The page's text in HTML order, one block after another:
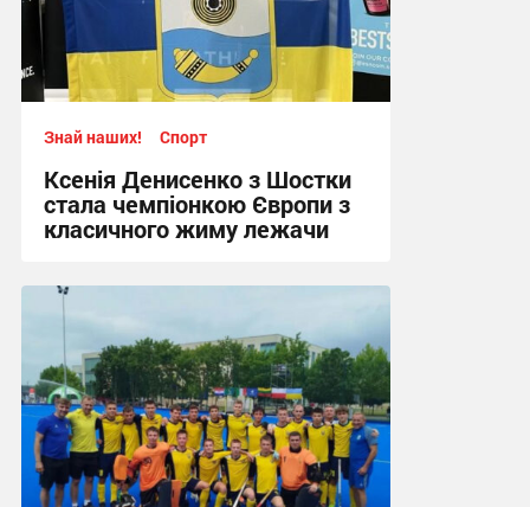
Знай наших! Спорт
Ксенія Денисенко з Шостки
стала чемпіонкою Європи з
класичного жиму лежачи
17:09, 4.08.2026